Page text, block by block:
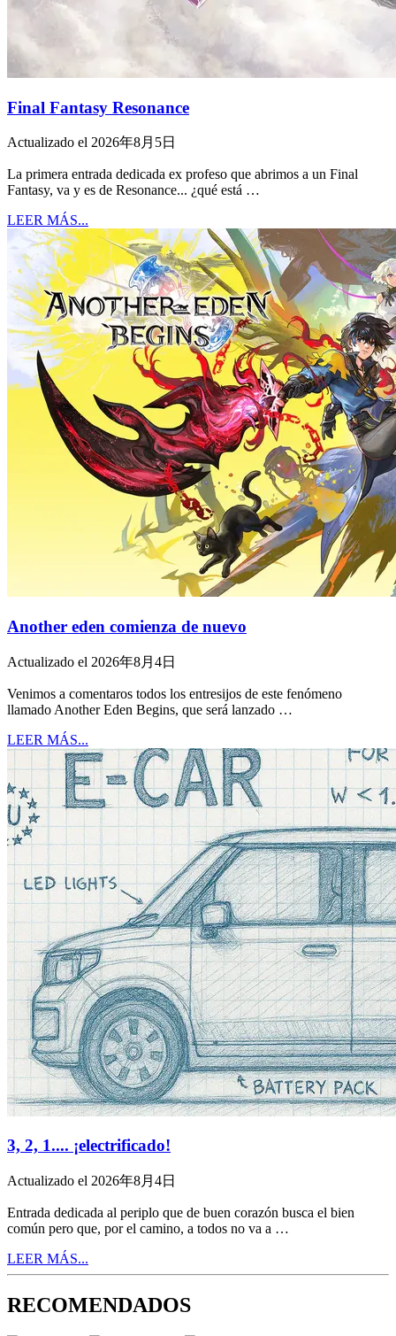
Final Fantasy Resonance
Actualizado el 2026年8月5日
La primera entrada dedicada ex profeso que abrimos a un Final
Fantasy, va y es de Resonance... ¿qué está …
LEER MÁS...
Another eden comienza de nuevo
Actualizado el 2026年8月4日
Venimos a comentaros todos los entresijos de este fenómeno
llamado Another Eden Begins, que será lanzado …
LEER MÁS...
3, 2, 1.... ¡electrificado!
Actualizado el 2026年8月4日
Entrada dedicada al periplo que de buen corazón busca el bien
común pero que, por el camino, a todos no va a …
LEER MÁS...
RECOMENDADOS